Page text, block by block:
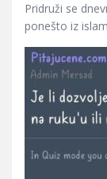
Pridruži se
ponešto iz